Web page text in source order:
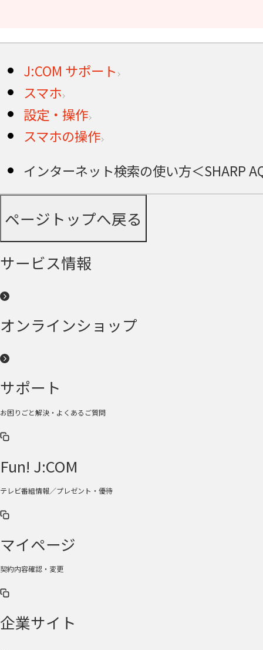
J:COM サポート
スマホ
設定・操作
スマホの操作
インターネット検索の使い方＜SHARP
ページトップへ戻る
サービス情報
オンラインショップ
サポート
お困りごと解決・よくあるご質問
Fun! J:COM
テレビ番組情報／プレゼント・優待
マイページ
契約内容確認・変更
企業サイト